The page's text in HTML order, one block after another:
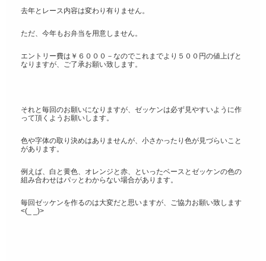
去年とレース内容は変わり有りません。
ただ、今年もお弁当を用意しません。
エントリー費は￥６０００－なのでこれまでより５００円の値上げと
なりますが、ご了承お願い致します。
それと毎回のお願いになりますが、ゼッケンは必ず見やすいように作
って頂くようお願いします。
色や字体の取り決めはありませんが、小さかったり色が見づらいこと
があります。
例えば、白と黄色、オレンジと赤、といったベースとゼッケンの色の
組み合わせはパッとわからない場合があります。
毎回ゼッケンを作るのは大変だと思いますが、ご協力お願い致します
<(_ _)>